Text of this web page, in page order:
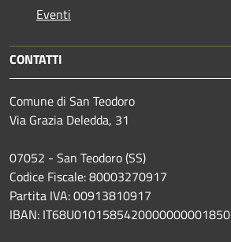
Eventi
CONTATTI
Comune di San Teodoro
Via Grazia Deledda, 31
07052 - San Teodoro (SS)
Codice Fiscale: 80003270917
Partita IVA: 00913810917
IBAN: IT68U0101585420000000001850